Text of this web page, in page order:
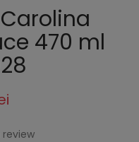
470 ml
review